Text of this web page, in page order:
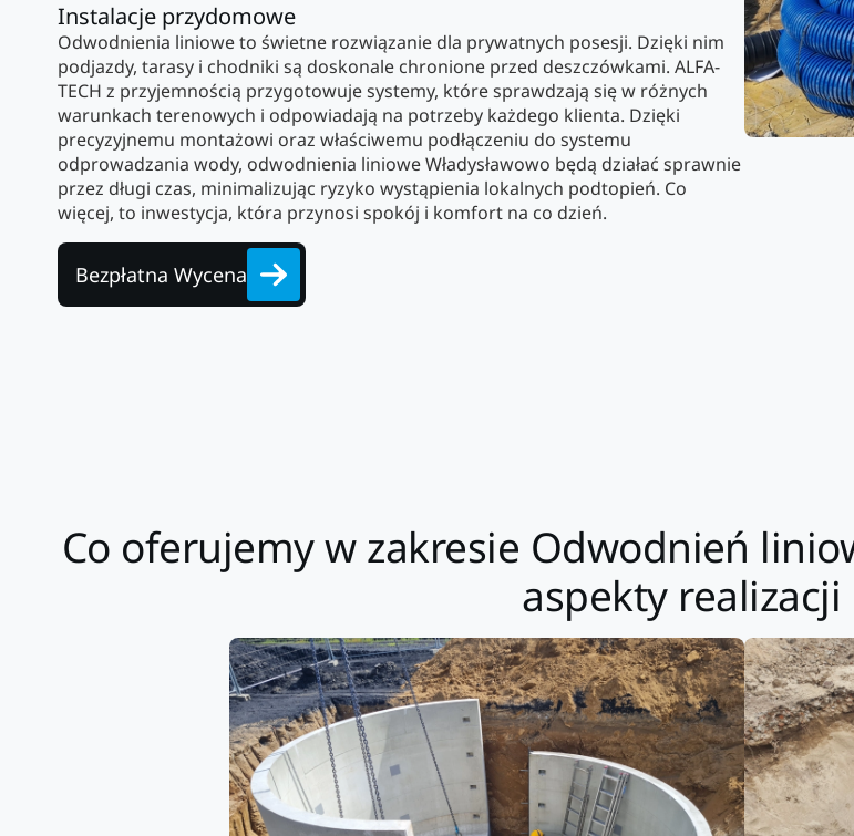
Instalacje przydomowe
Odwodnienia liniowe to świetne rozwiązanie dla prywatnych posesji. Dzięki nim
podjazdy, tarasy i chodniki są doskonale chronione przed deszczówkami. ALFA-
TECH z przyjemnością przygotowuje systemy, które sprawdzają się w różnych
warunkach terenowych i odpowiadają na potrzeby każdego klienta. Dzięki
precyzyjnemu montażowi oraz właściwemu podłączeniu do systemu
odprowadzania wody, odwodnienia liniowe Władysławowo będą działać sprawnie
przez długi czas, minimalizując ryzyko wystąpienia lokalnych podtopień. Co
więcej, to inwestycja, która przynosi spokój i komfort na co dzień.
Bezpłatna Wycena
Co oferujemy w zakresie Odwodnień
aspekty realizacji